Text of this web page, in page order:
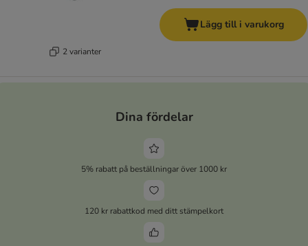
2 varianter
Lägg till i varukorg
Dina fördelar
5% rabatt på beställningar över 1000 kr
120 kr rabattkod med ditt stämpelkort